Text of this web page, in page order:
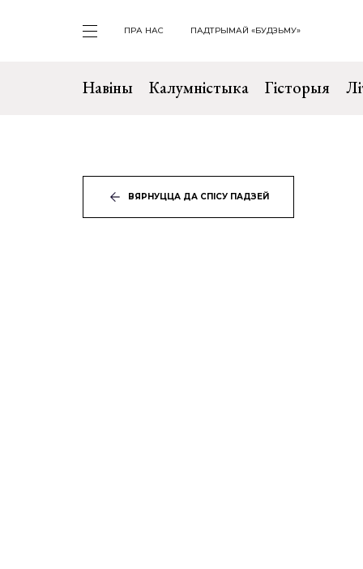
ПРА НАС ПАДТРЫМАЙ «БУДЗЬМУ»
Навіны Калумністыка Гісторыя
ВЯРНУЦЦА ДА СПІСУ ПАДЗЕЙ